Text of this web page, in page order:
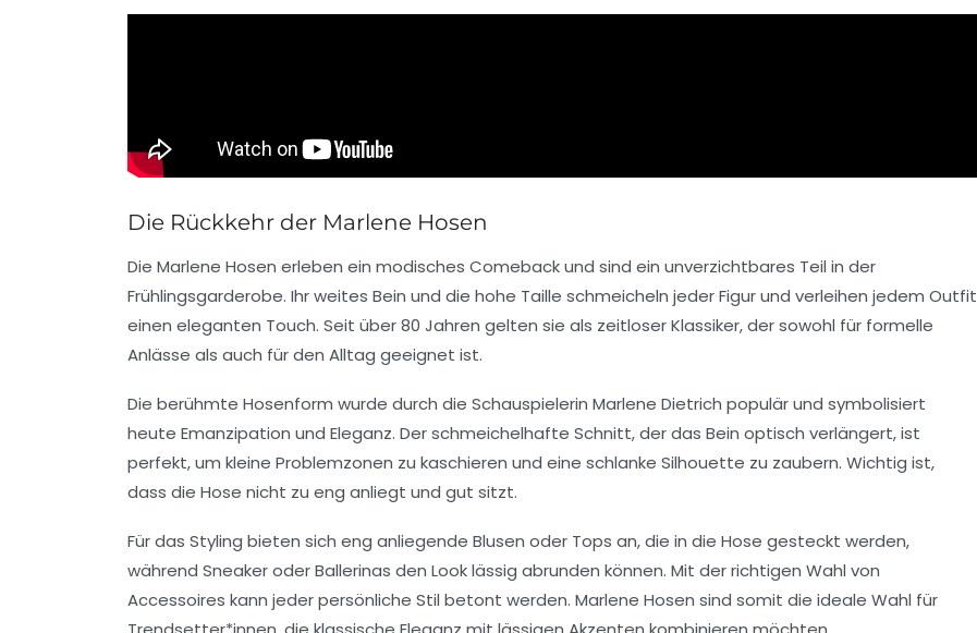
Die Rückkehr der Marlene Hosen
Die Marlene Hosen erleben ein modisches Comeback und sind ein unverzichtbares Teil in der
Frühlingsgarderobe. Ihrweites Bein und die hohe Taille schmeicheln jeder Figur und verleihen jedem Outfit
einen eleganten Touch. Seit über 80 Jahren gelten sie als zeitloser Klassiker, der sowohl für formelle
Anlässe als auch für den Alltag geeignet ist.
Die berühmte Hosenform wurde durch die Schauspielerin Marlene Dietrich populär und symbolisiert
heute Emanzipation und Eleganz. Der schmeichelhafte Schnitt, der das Bein optisch verlängert, ist
perfekt, um kleine Problemzonen zu kaschieren und eine schlanke Silhouette zu zaubern. Wichtig ist,
dass die Hose nicht zu eng anliegt und gut sitzt.
Für das Styling bieten sich eng anliegende Blusen oder Tops an, die in die Hose gesteckt werden,
während SneakeroderBallerinas den Look lässig abrunden können. Mit der richtigen Wahl von
Accessoires kann jeder persönliche Stil betont werden. Marlene Hosen sind somit die ideale Wahl für